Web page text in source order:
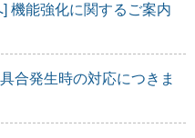
機能強化に関するご案内
合発生時の対応につきま